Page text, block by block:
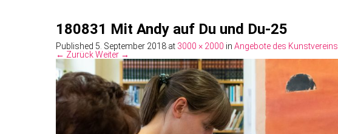
180831 Mit Andy auf Du und Du-25
Published 5. September 2018 at 3000 × 2000 in Angebote des Kunstvereins
← ZurückWeiter →